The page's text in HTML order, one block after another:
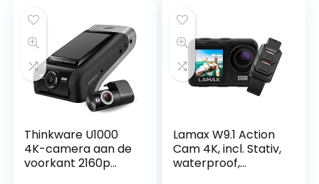
Thinkware U1000
4K-camera aan de
voorkant 2160p
Lamax W9.1 Action
Cam 4K, incl. Stativ,
waterproof,